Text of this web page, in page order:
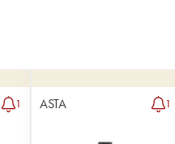
1 ASTA 1